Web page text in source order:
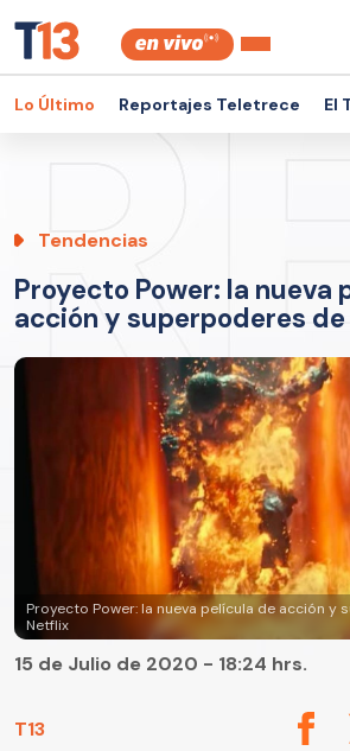
Lo Último Reportajes Teletrece El
Tendencias
Proyecto Power: la nueva
acción y superpoderes
Proyecto Power: la nueva película de acción y
Netflix
T13
15 de Julio de 2020 - 18:24 hrs.